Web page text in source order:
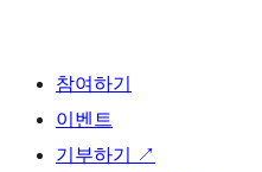
참여하기
이벤트
기부하기
↗